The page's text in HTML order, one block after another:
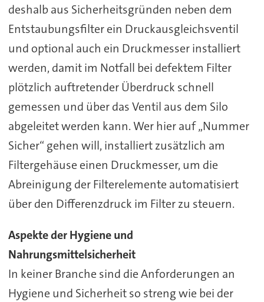
deshalb aus Sicherheitsgründen neben dem
Entstaubungsfilter ein Druckausgleichsventil
und optional auch ein Druckmesser installiert
werden, damit im Notfall bei defektem Filter
plötzlich auftretender Überdruck schnell
gemessen und über das Ventil aus dem Silo
abgeleitet werden kann. Wer hier auf „Nummer
Sicher“ gehen will, installiert zusätzlich am
Filtergehäuse einen Druckmesser, um die
Abreinigung der Filterelemente automatisiert
über den Differenzdruck im Filter zu steuern.
Aspekte der Hygiene und
Nahrungsmittelsicherheit
In keiner Branche sind die Anforderungen an
Hygiene und Sicherheit so streng wie bei der